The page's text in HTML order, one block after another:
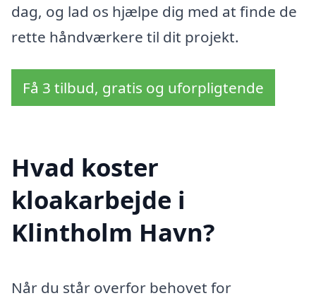
dag, og lad os hjælpe dig med at finde de
rette håndværkere til dit projekt.
Få 3 tilbud, gratis og uforpligtende
Hvad koster
kloakarbejde i
Klintholm Havn?
Når du står overfor behovet for